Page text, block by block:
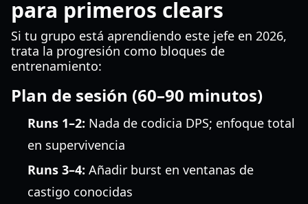
para primeros clears
Si tu grupo está aprendiendo este jefe en 2026,
trata la progresión como bloques de
entrenamiento:
Plan de sesión (60–90 minutos)
Runs 1–2: Nada de codicia DPS; enfoque total
en supervivencia
Runs 3–4: Añadir burst en ventanas de
castigo conocidas